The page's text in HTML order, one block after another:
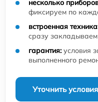
несколько
фиксируем по
встроенная
сразу закладываем
гарантия: условия
выполненного
Уточнить условия